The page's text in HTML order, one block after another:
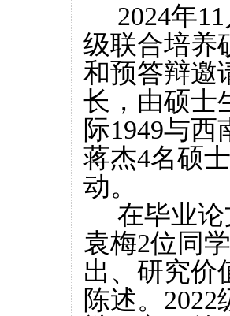
2024年11
级联合培养
和预答辩邀
长，由硕士
际1949与
蒋杰4名硕
动。
在毕业
袁梅2位同
出、研究价
陈述。 2022